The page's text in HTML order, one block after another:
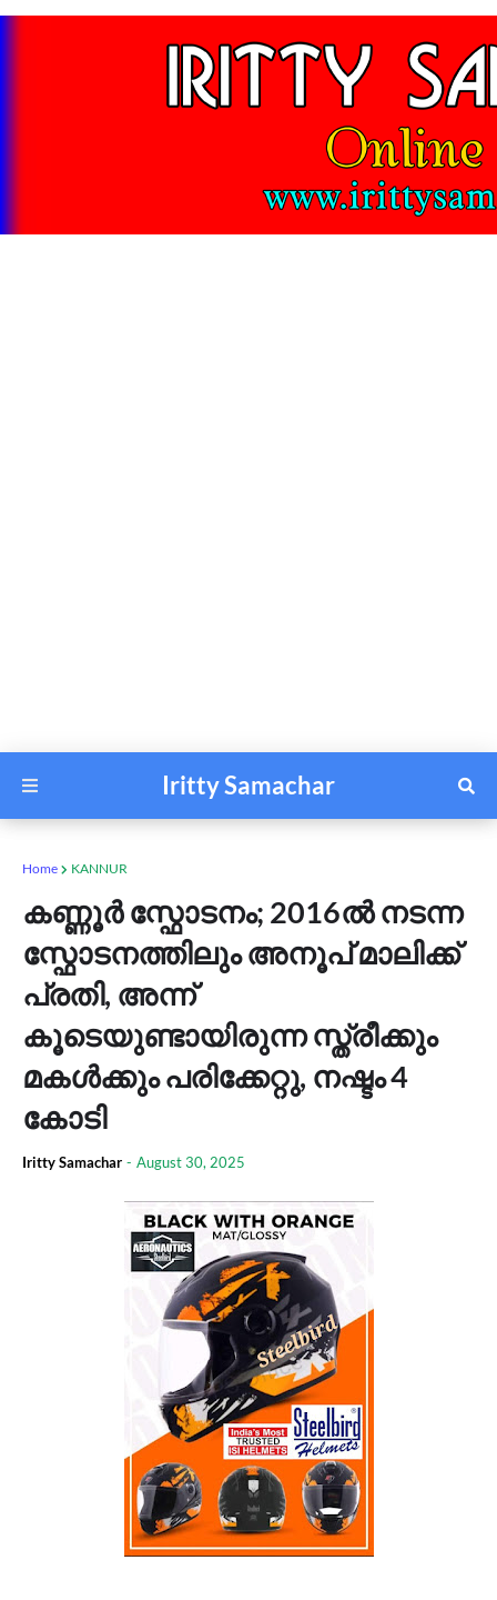
Iritty Samachar
Home KANNUR
കണ്ണൂർ സ്ഫോടനം; 2016ൽ നടന്ന
സ്ഫോടനത്തിലും അനൂപ് മാലിക്ക്
പ്രതി, അന്ന്
കൂടെയുണ്ടായിരുന്ന സ്ത്രീക്കും
മകൾക്കും പരിക്കേറ്റു, നഷ്ടം 4
കോടി
Iritty Samachar - August 30, 2025